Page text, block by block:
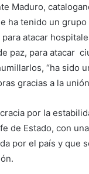
Maduro,
ha tenido un
atacar
paz, para atacar
“ha sido
gracias a la
por la
de Estado, con
por el país y que